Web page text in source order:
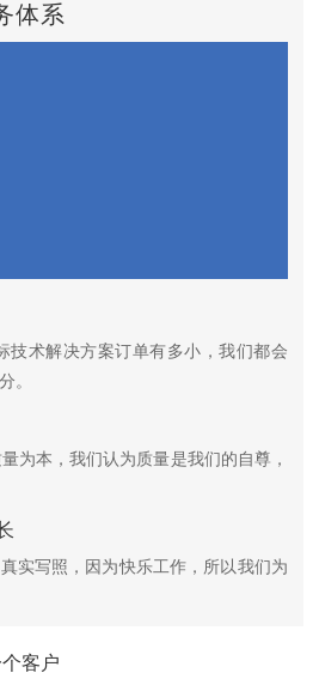
体系
技术解决方案订单有多小，我们都会
。
为本，我们认为质量是我们的自尊，
实写照，因为快乐工作，所以我们为
客户